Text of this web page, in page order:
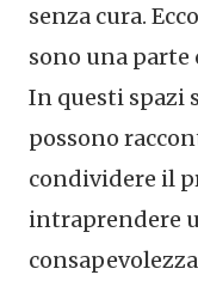
senza cura.
sono una parte
In questi spazi
possono
condividere il
intraprendere